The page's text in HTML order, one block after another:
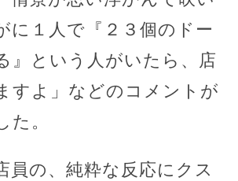
に１人で『２３個のドー
』という人がいたら、店
すよ」などのコメントが
た。
員の、純粋な反応にクス